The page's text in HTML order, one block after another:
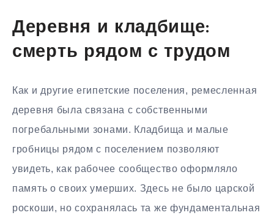
Деревня и кладбище:
смерть рядом с трудом
Как и другие египетские поселения, ремесленная
деревня была связана с собственными
погребальными зонами. Кладбища и малые
гробницы рядом с поселением позволяют
увидеть, как рабочее сообщество оформляло
память о своих умерших. Здесь не было царской
роскоши, но сохранялась та же фундаментальная